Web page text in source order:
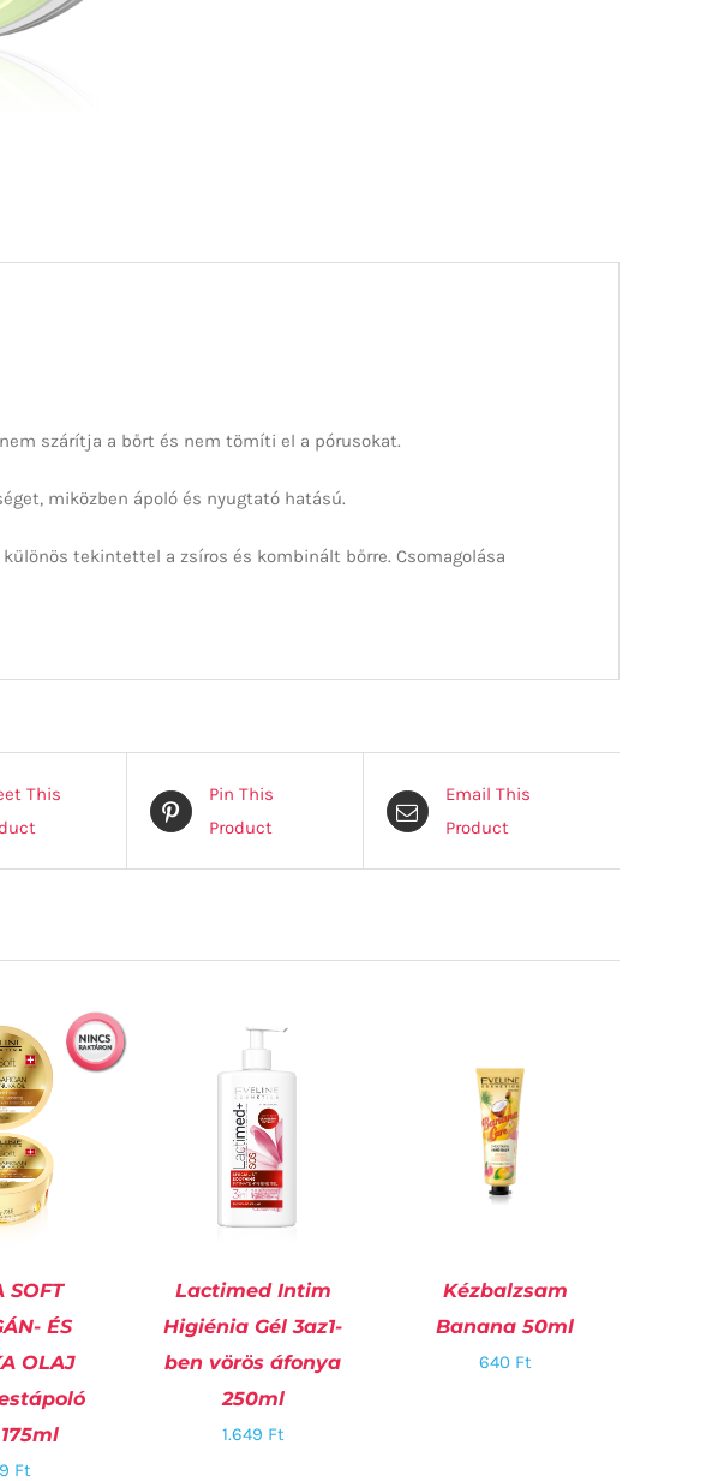
szárítja a bőrt és nem tömíti el a pórusokat.
miközben ápoló és nyugtató hatású.
tekintettel a zsíros és kombinált bőrre. Csomagolása
This
Pin This
Product
Email This
Product
SOFT
ÉS
OLAJ
Ft
KOSÁRBA TESZEM
/
Lactimed Intim
Higiénia Gél 3az1-
ben vörös áfonya
250ml
1.649 Ft
KOSÁRBA TESZEM
Kézbalzsam
Banana 50ml
640 Ft